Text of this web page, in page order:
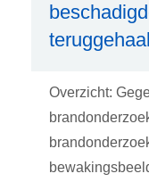
Overzicht: